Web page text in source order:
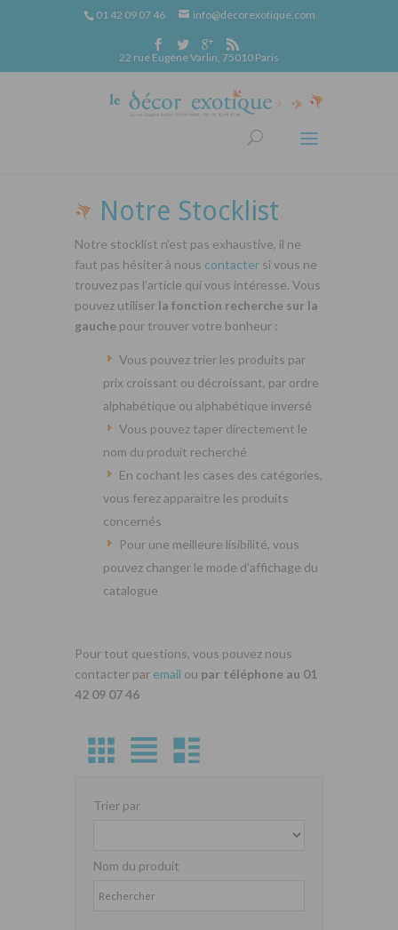
01 42 09 07 46 info@decorexotique.com
22 rue Eugène Varlin, 75010 Paris
Notre Stocklist
Notre stocklist n’est pas exhaustive, il ne
faut pas hésiter à nous contacter si vous ne
trouvez pas l’article qui vous intéresse. Vous
pouvez utiliser la fonction recherche sur la
gauche pour trouver votre bonheur :
Vous pouvez trier les produits par
prix croissant ou décroissant, par ordre
alphabétique ou alphabétique inversé
Vous pouvez taper directement le
nom du produit recherché
En cochant les cases des catégories,
vous ferez apparaitre les produits
concernés
Pour une meilleure lisibilité, vous
pouvez changer le mode d’affichage du
catalogue
Pour tout questions, vous pouvez nous
contacter par email ou par téléphone au 01
42 09 07 46
Trier par
Nom du produit